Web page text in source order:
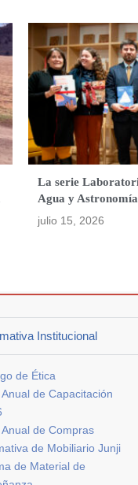
La serie
Agua y
julio 15, 2026
Institucional
de Ética
Anual de Capacitación
Anual de Compras
de Mobiliario Junji
de Material de